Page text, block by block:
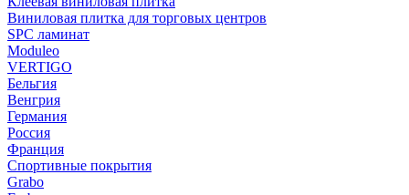
Виниловая плитка для торговых центров
SPC ламинат
Moduleo
VERTIGO
Бельгия
Венгрия
Германия
Россия
Франция
Спортивные покрытия
Grabo